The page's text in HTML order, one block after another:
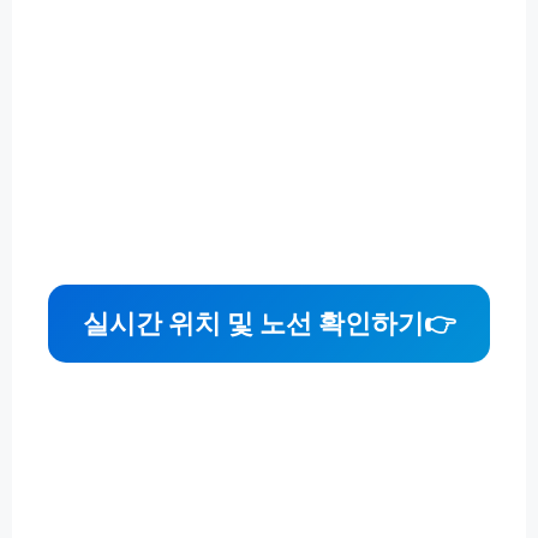
실시간 위치 및 노선 확인하기👉